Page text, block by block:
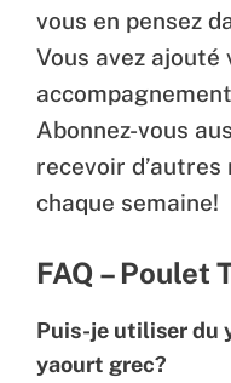
vous en pensez
Vous avez
Abonnez-vous
recevoir
chaque semaine!
FAQ – Poulet
Puis-je utiliser du
yaourt grec?